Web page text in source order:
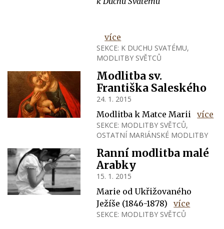
více
SEKCE: K DUCHU SVATÉMU,
MODLITBY SVĚTCŮ
Modlitba sv.
Františka Saleského
24. 1. 2015
Modlitba k Matce Marii více
SEKCE: MODLITBY SVĚTCŮ,
OSTATNÍ MARIÁNSKÉ MODLITBY
Ranní modlitba malé
Arabky
15. 1. 2015
Marie od Ukřižovaného
Ježíše (1846-1878)
více
SEKCE: MODLITBY SVĚTCŮ